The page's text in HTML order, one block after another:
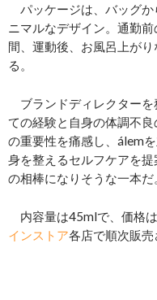
パッケージは、バッグか
ニマルなデザイン。通勤
間、運動後、お風呂上が
る。
ブランドディレクターを
ての経験と自身の体調不良
の重要性を痛感し、álem
身を整えるセルフケアを
の相棒になりそうな一本だ
内容量は45mlで、価格
インストア各店で順次販売